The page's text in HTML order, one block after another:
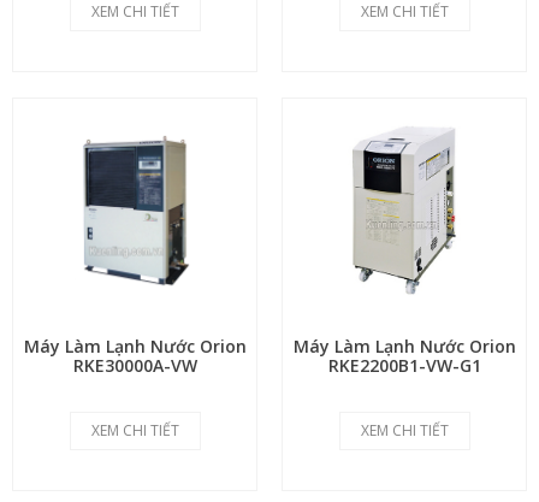
XEM CHI TIẾT XEM CHI TIẾT
Máy Làm Lạnh Nước Orion
RKE30000A-VW
XEM CHI TIẾT
Máy Làm Lạnh Nước Orion
RKE2200B1-VW-G1
XEM CHI TIẾT